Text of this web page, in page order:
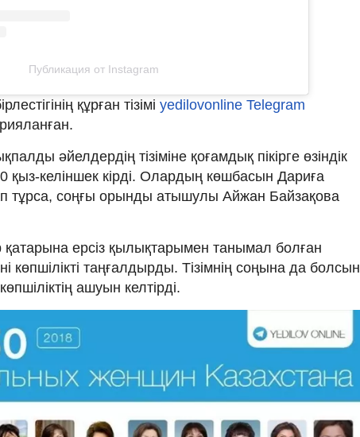
Публикация от Instagram
құрған тізімі yedilovonline Telegram
әйелдердің тізіміне қоғамдық пікірге өзіндік
қыз-келіншек кірді. Олардың көшбасын Дариға
тұрса, соңғы орынды атышулы Айжан Байзақова
ерсіз қылықтарымен танымал болған
көпшілікті таңғалдырды. Тізімнің соңына да болсын
ашуын келтірді.